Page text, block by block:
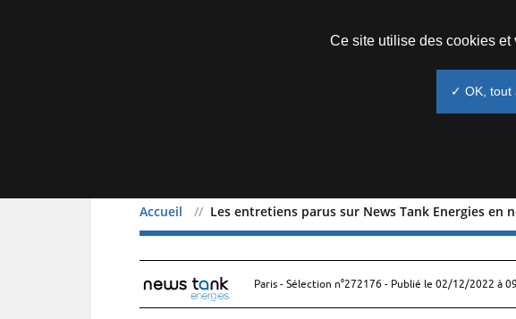
Accueil Les entretiens parus sur News Tank Energies en
Les entretiens parus sur News
Paris - Sélection n°272176 - Publié le 02/12/2022 à
Ce site utilise des cookies
✓ OK, tout